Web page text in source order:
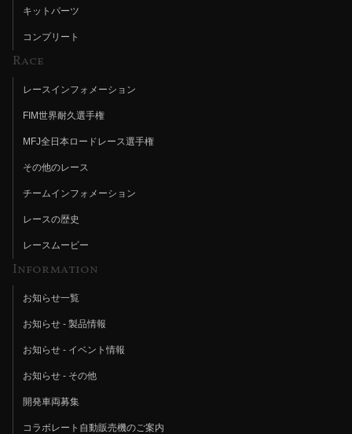
キットパーツ
コンプリート
Race
レースインフォメーション
FIM世界耐久選手権
MFJ全日本ロードレース選手権
その他のレース
チームインフォメーション
レースの歴史
レースムービー
Information
お知らせ一覧
お知らせ - 製品情報
お知らせ - イベント情報
お知らせ - その他
開発車両募集
コラボレート自動販売機のご案内